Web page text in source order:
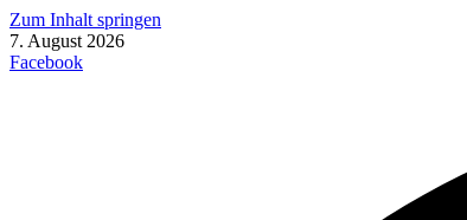
Zum Inhalt springen
7. August 2026
Facebook